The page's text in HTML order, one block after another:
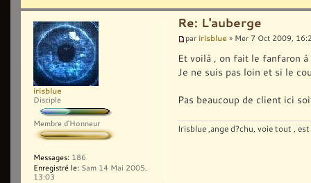
Re: L'auberge
par irisblue » Mer 7 Oct 2009,
Et voilà , on fait le fanfaron
Je ne suis pas loin et si le
Pas beaucoup de client ici
Irisblue ,ange d?chu, voie tout ,
irisblue
Disciple
Membre d'Honneur
Messages: 186
Enregistré le: Sam 14 Mai 2005,
13:03